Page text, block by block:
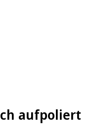
aufpoliert